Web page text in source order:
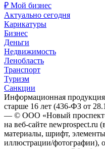
₽ Мой бизнес
Актуально сегодня
Карикатуры
Бизнес
Деньги
Недвижимость
Ленобласть
Транспорт
Туризм
Санкции
Информационная продукция
старше 16 лет (436-ФЗ от
— © ООО «Новый
на веб-сайте newprospect.ru
материалы, шрифт,
иллюстрации/фотографии),